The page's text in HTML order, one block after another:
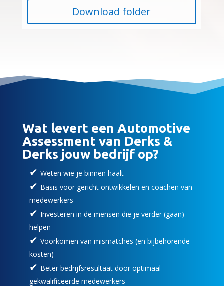
Download folder
Wat levert een Automotive
Assessment van Derks &
Derks jouw bedrijf op?
Weten wie je binnen haalt
Basis voor gericht ontwikkelen en coachen van
medewerkers
Investeren in de mensen die je verder (gaan)
helpen
Voorkomen van mismatches (en bijbehorende
kosten)
Beter bedrijfsresultaat door optimaal
gekwalificeerde medewerkers